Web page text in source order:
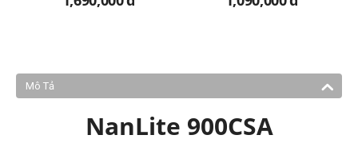
Mô Tả
NanLite 900CSA